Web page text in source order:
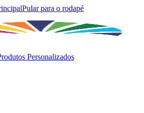
Pular para o rodapé
Personalizados